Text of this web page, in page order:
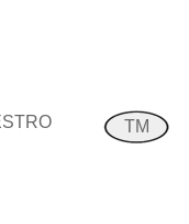
TM